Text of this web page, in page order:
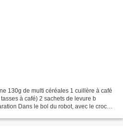
130g de multi céréales 1 cuillère à café
à café) 2 sachets de levure b
Dans le bol du robot, avec le crochet